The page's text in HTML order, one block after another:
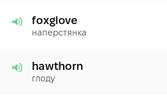
foxglove
наперстянка
hawthorn
глоду